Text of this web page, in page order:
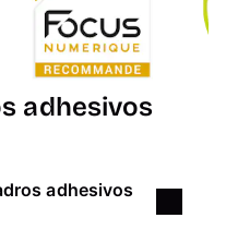
adhesivos
adhesivos